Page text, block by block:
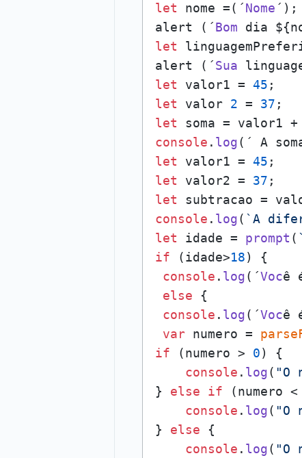
let nome =(´Nome ´);
alert (´Bom
let
alert (´Sua
let valor1 = 45
let valor 2 = 37
let
console . log(´ A
let valor1 = 45
let valor2 = 37
let subtracao =
console . log( `A
let idade = prompt (
if (idade>18) {
console . log(´Você
else {
console . log(´Você
var numero =
if (numero > 0) {
console . log( "O
} else if (numero <
console . log( "O
} else {
console . log( "O